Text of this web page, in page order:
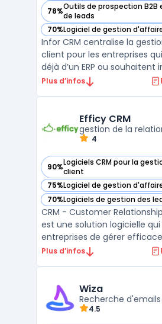
78%Outils de prospection
de leads
— voir Infor CRM dans cette
70%Logiciel de gestion
— voir Infor CRM dans cette
Infor CRM centralise la
client pour les entreprises
déjà d’un ERP ou souhaitent
flux commerciaux et
suivi des clients sur toute la
Plus d’infos
Efficy CRM
gestion de la
4
90%Logiciels CRM pour la
client
— voir Efficy CRM dans cette
75%Logiciel de gestion
— voir Efficy CRM dans cette
70%Logiciels de gestion des
— voir Efficy CRM dans cette
CRM - Customer
est une solution logicielle
entreprises de gérer
relation client. Efficy CRM est
relation client tout-en-un
grandes entrep ...
Plus d’infos
Wiza
Recherche d'emails
4.5